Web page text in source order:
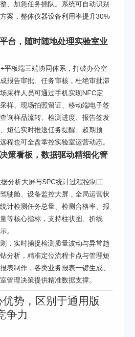
、加急任务插队。系统可自动识别
案，整体仪器设备利用率提升30%
台，随时随地处理实验室业
板端三端协同体系，打破办公空
报告审批、任务审核，杜绝审批滞
采样人员可通过手机实现NFC定
样、现场拍照留证、移动端电子签
询样品流转、检测进度、报告签发
短信实时推送任务提醒、超期预
程也可全盘掌控实验室运营动态。
策看板，数据驱动精细化管
分析大屏与SPC统计过程控制工
驶舱、设备监控大屏，全局运营状
计检测任务总量、检测合格率、报
等核心指标，支持柱状图、折线
。
，实时捕捉检测质量波动与异常趋
分析，精准定位流程卡点与管理短
表制作，各类业务报表一键生成、
管理决策提供精准数据支撑。
势，区别于通用版
争力